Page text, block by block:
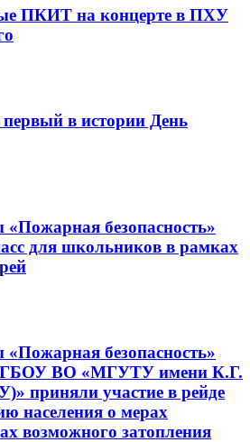
ПКИТ на концерте в ПХУ
в истории День
безопасность»
для школьников в рамках
безопасность»
ВО «МГУТУ имени К.Г.
приняли участие в рейде
населения о мерах
возможного затопления